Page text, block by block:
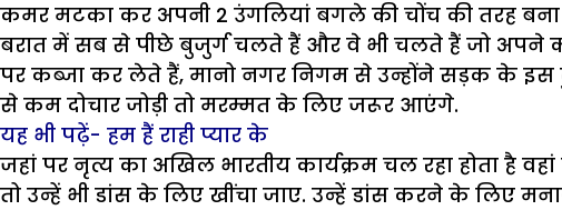
कमर मटका कर अपनी 2 उंगलियां बगले की चोंच की तरह
बरात में सब से पीछे बुजुर्ग चलते हैं और वे भी चलते हैं जो अपने
पर कब्जा कर लेते हैं, मानो नगर निगम से उन्होंने सड़क के इस
से कम दोचार जोड़ी तो मरम्मत के लिए जरूर आएंगे.
यह भी पढ़ें- हम हैं राही प्यार के
जहां पर नृत्य का अखिल भारतीय कार्यक्रम चल रहा होता है
तो उन्हें भी डांस के लिए खींचा जाए. उन्हें डांस करने के लिए